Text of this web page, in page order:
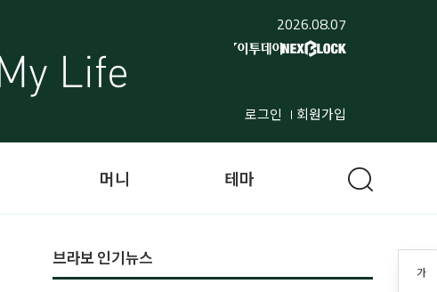
2026.08.07
로그인 회원가입
가
머니 테마
브라보 인기뉴스